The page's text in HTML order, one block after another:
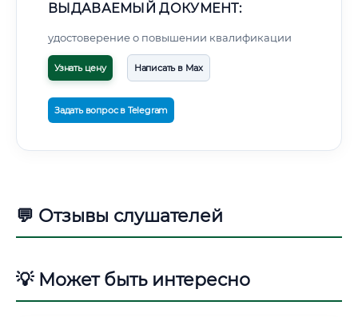
ВЫДАВАЕМЫЙ ДОКУМЕНТ:
удостоверение о повышении квалификации
Узнать цену Написать в Max
Задать вопрос в Telegram
💬 Отзывы слушателей
💡 Может быть интересно